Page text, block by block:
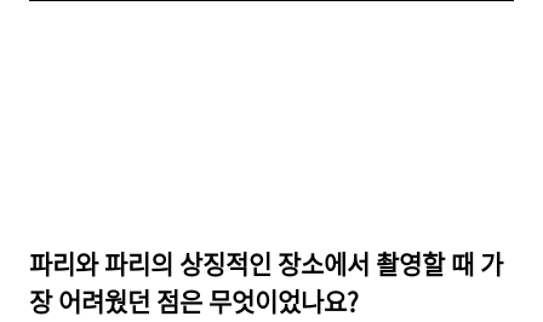
파리와 파리의 상징적인 장소에서 촬영할 때 가
장 어려웠던 점은 무엇이었나요?